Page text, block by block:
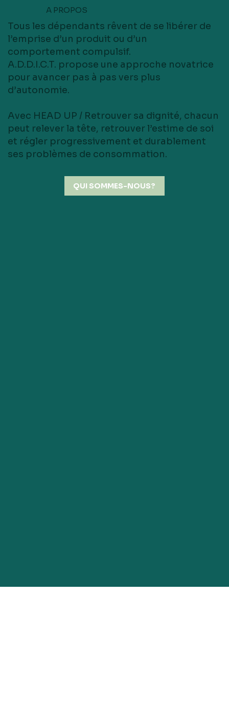
A PROPOS
Tous les dépendants rêvent de se libérer de
l’emprise d’un produit ou d’un
comportement compulsif.
A.D.D.I.C.T. propose une approche novatrice
pour avancer pas à pas vers plus
d’autonomie.
Avec HEAD UP / Retrouver sa dignité, chacun
peut relever la tête, retrouver l’estime de soi
et régler progressivement et durablement
ses problèmes de consommation.
QUI SOMMES-NOUS?